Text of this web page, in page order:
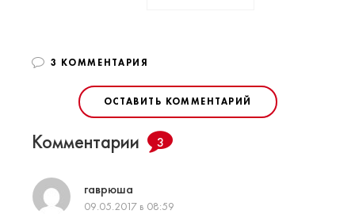
3 КОММЕНТАРИЯ
ОСТАВИТЬ КОММЕНТАРИЙ
Комментарии 3
гаврюша
09.05.2017 в 08:59